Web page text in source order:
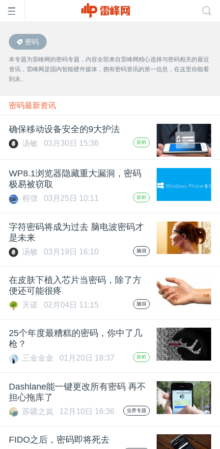
首
页
雷
峰
公
课
活
动
中
GAIR
密码
本专题为雷峰网的密码专题，内容全部来自雷峰网精心选择与密码相关的最近
资讯，雷峰网是国内智能硬件媒体，拥有密码资讯的第一信息，在这里你能看
到未..
密码最新资讯
确保移动设备安全的9大护法
汤敏 03月30日 15:36 新鲜
WP8.1浏览器隐藏重大漏洞，密码
极易被窃取
程弢 03月25日 10:11 新鲜
字符密码将成为过去 脑电波密码才
是未来
汤敏 03月19日 16:10 脑洞
在皮肤下植入芯片当密码，除了方
便还可能很疼
天诺 02月04日 11:15 脑洞
25个年度最糟糕的密码，你中了几
枪？
三金金金 01月20日 18:37 新鲜
Dashlane能一键更改所有密码 再不
担心拖库了
苏疆之岚 12月10日 16:36 业界专题
FIDO之后，密码即将死去